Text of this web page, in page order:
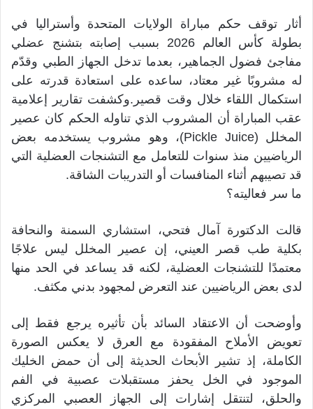
أثار توقف حكم مباراة الولايات المتحدة وأستراليا في
بطولة كأس العالم 2026 بسبب إصابته بتشنج عضلي
مفاجئ فضول الجماهير، بعدما تدخل الجهاز الطبي وقدّم
له مشروبًا غير معتاد، ساعده على استعادة قدرته على
استكمال اللقاء خلال وقت قصير.وكشفت تقارير إعلامية
عقب المباراة أن المشروب الذي تناوله الحكم كان عصير
المخلل (Pickle Juice)، وهو مشروب يستخدمه بعض
الرياضيين منذ سنوات للتعامل مع التشنجات العضلية التي
قد تصيبهم أثناء المنافسات أو التدريبات الشاقة.
ما سر فعاليته؟
قالت الدكتورة آمال فتحي، استشاري السمنة والنحافة
بكلية طب قصر العيني، إن عصير المخلل ليس علاجًا
معتمدًا للتشنجات العضلية، لكنه قد يساعد في الحد منها
لدى بعض الرياضيين عند التعرض لمجهود بدني مكثف.
وأوضحت أن الاعتقاد السائد بأن تأثيره يرجع فقط إلى
تعويض الأملاح المفقودة مع العرق لا يعكس الصورة
الكاملة، إذ تشير الأبحاث الحديثة إلى أن حمض الخليك
الموجود في الخل يحفز مستقبلات عصبية في الفم
والحلق، لتنتقل إشارات إلى الجهاز العصبي المركزي